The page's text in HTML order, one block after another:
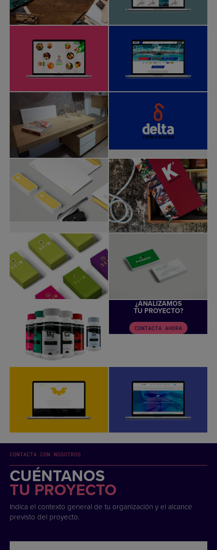
¿ANALIZAMOS
TU PROYECTO?
CONTACTA AHORA
CONTACTA CON NOSOTROS
CUÉNTANOS
TU PROYECTO
Indica el contexto general de tu organización y el alcance
previsto del proyecto.